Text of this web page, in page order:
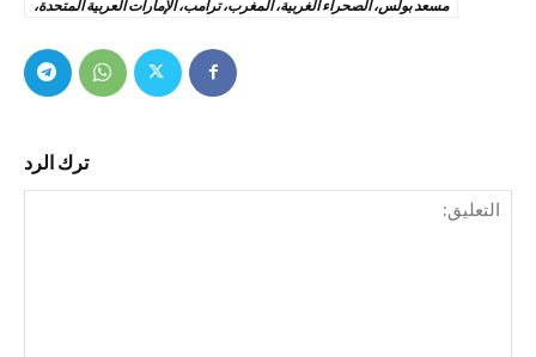
مسعد بولس، الصحراء الغربية، المغرب، ترامب، الإمارات العربية المتحدة،
ترك الرد